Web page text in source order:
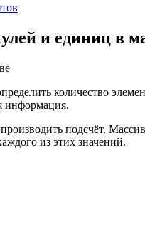
и единиц в
количество
информация.
подсчёт.
из этих значений.